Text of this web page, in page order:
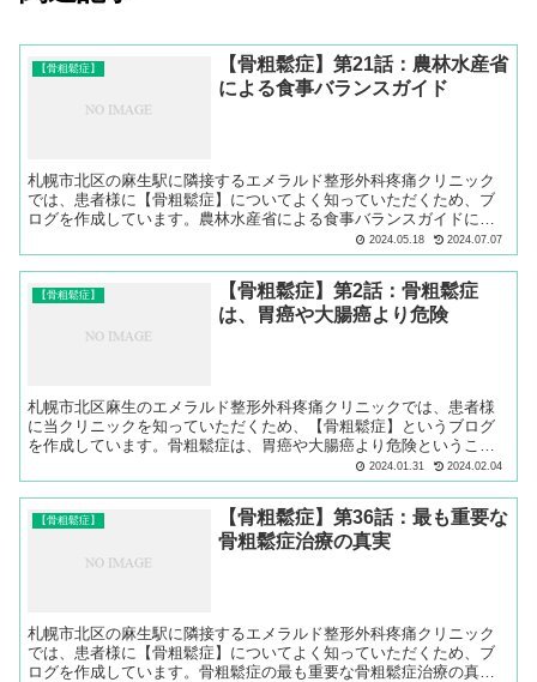
【骨粗鬆症】
【骨粗鬆症】第21話：農林水産省
による食事バランスガイド
札幌市北区の麻生駅に隣接するエメラルド整形外科疼痛クリニック
では、患者様に【骨粗鬆症】についてよく知っていただくため、ブ
ログを作成しています。農林水産省による食事バランスガイドにつ
2024.05.18 2024.07.07
【骨粗鬆症】
【骨粗鬆症】第2話：骨粗鬆症
は、胃癌や大腸癌より危険
札幌市北区麻生のエメラルド整形外科疼痛クリニックでは、患者様
に当クリニックを知っていただくため、【骨粗鬆症】というブログ
を作成しています。骨粗鬆症は、胃癌や大腸癌より危険ということ
2024.01.31 2024.02.04
【骨粗鬆症】
【骨粗鬆症】第36話：最も重要な
骨粗鬆症治療の真実
札幌市北区の麻生駅に隣接するエメラルド整形外科疼痛クリニック
では、患者様に【骨粗鬆症】についてよく知っていただくため、ブ
ログを作成しています。骨粗鬆症の最も重要な骨粗鬆症治療の真実